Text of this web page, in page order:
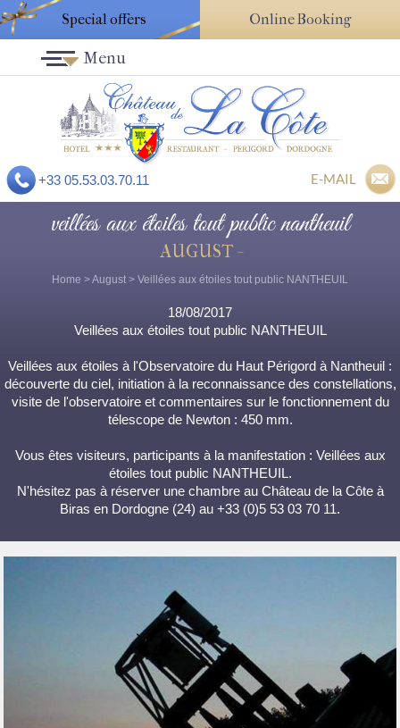
Special offers Online Booking
+33 05.53.03.70.11 E-MAIL
Menu
veillées aux étoiles tout public nantheuil
AUGUST -
Home >August > Veillées aux étoiles tout public NANTHEUIL
18/08/2017
Veillées aux étoiles tout public NANTHEUIL
Veillées aux étoiles à l'Observatoire du Haut Périgord à Nantheuil :
découverte du ciel, initiation à la reconnaissance des constellations,
visite de l'observatoire et commentaires sur le fonctionnement du
télescope de Newton : 450 mm.
Vous êtes visiteurs, participants à la manifestation : Veillées aux
étoiles tout public NANTHEUIL.
N'hésitez pas à réserver une chambre au Château de la Côte à
Biras en Dordogne (24) au +33 (0)5 53 03 70 11.